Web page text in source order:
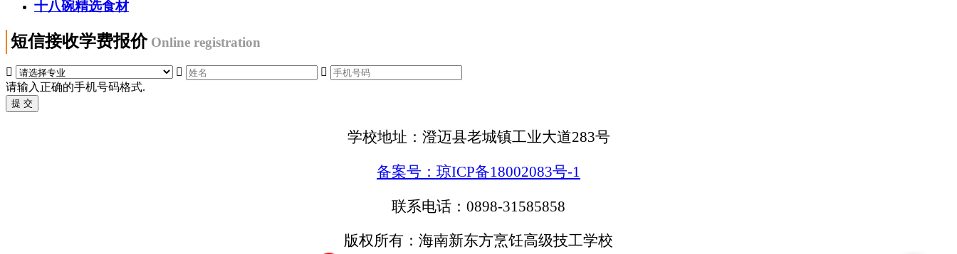
十八碗精选食材
短信接收学费报价 Online registration
 

请输入正确的手机号码格式.
学校地址：澄迈县老城镇工业大道283号
备案号：琼ICP备18002083号-1
联系电话：0898-31585858
版权所有：海南新东方烹饪高级技工学校